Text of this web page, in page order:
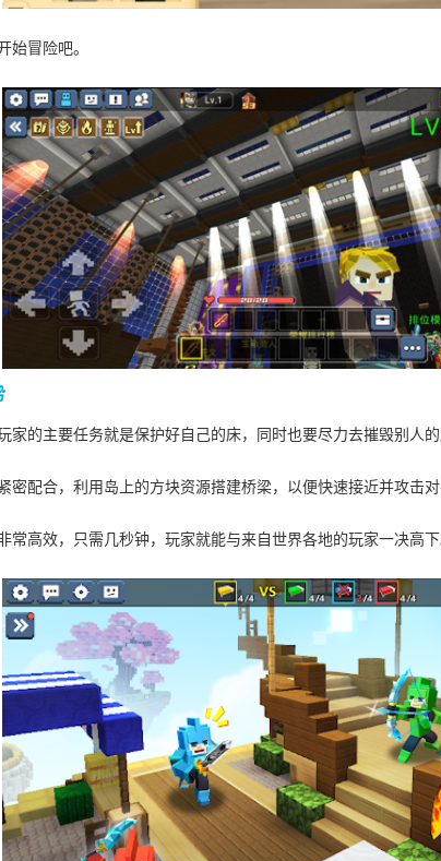
始冒险吧。
家的主要任务就是保护好自己的床，同时也要尽力去摧毁别人的
密配合，利用岛上的方块资源搭建桥梁，以便快速接近并攻击对
常高效，只需几秒钟，玩家就能与来自世界各地的玩家一决高下